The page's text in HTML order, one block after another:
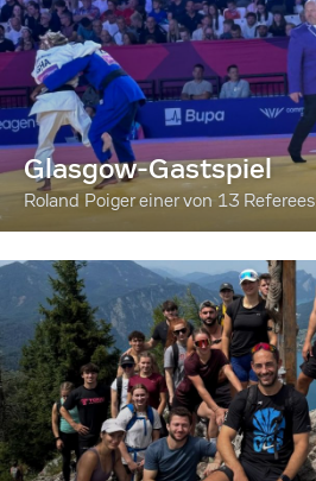
Glasgow-Gastspiel
Roland Poiger einer von 13 Referees